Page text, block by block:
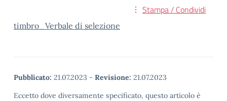
Stampa / Condividi
timbro_Verbale di selezione
Pubblicato: 21.07.2023 - Revisione: 21.07.2023
Eccetto dove diversamente specificato, questo articolo è